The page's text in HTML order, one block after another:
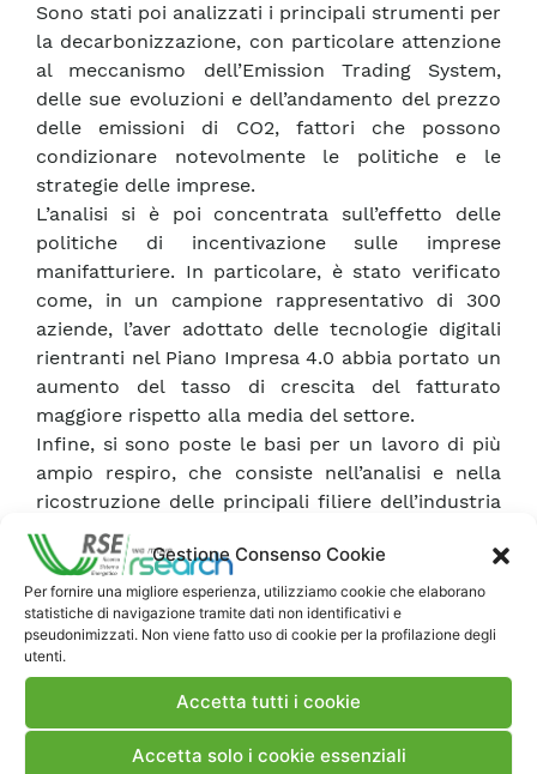
Gestione Consenso Cookie
Per fornire una migliore esperienza, utilizziamo cookie che elaborano
statistiche di navigazione tramite dati non identificativi e
pseudonimizzati. Non viene fatto uso di cookie per la profilazione degli
utenti.
Accetta tutti i cookie
Accetta solo i cookie essenziali
Sono stati poi analizzati i principali strumenti per
la decarbonizzazione, con particolare attenzione
al meccanismo dell’Emission Trading System,
delle sue evoluzioni e dell’andamento del prezzo
delle emissioni di CO2, fattori che possono
condizionare notevolmente le politiche e le
strategie delle imprese.
L’analisi si è poi concentrata sull’effetto delle
politiche di incentivazione sulle imprese
manifatturiere. In particolare, è stato verificato
come, in un campione rappresentativo di 300
aziende, l’aver adottato delle tecnologie digitali
rientranti nel Piano Impresa 4.0 abbia portato un
aumento del tasso di crescita del fatturato
maggiore rispetto alla media del settore.
Infine, si sono poste le basi per un lavoro di più
ampio respiro, che consiste nell’analisi e nella
ricostruzione delle principali filiere dell’industria
manifatturiera e delle relazioni che intercorrono
tra i diversi attori della catena del valore. Questo
studio è fondamentale per prevedere e
quantificare gli effetti delle politiche di
incentivazione sull’economia nazionale e la
capacità del sistema produttivo italiano di
rispondere alle sollecitazioni e alle richieste che
verranno messe in atto dal percorso di
transizione energetica.